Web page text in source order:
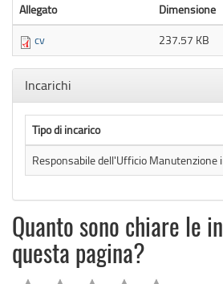
Allegato
Dimensione
cv
237.57 KB
Nascondi
Incarichi
Tipo di incarico
Responsabile dell'Ufficio Manutenzione
Quanto sono chiare le
questa pagina?